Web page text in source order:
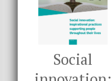
Social